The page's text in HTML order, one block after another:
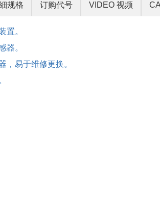
规格 订购代号 VIDEO 视频
置。
器。
，易于维修更换。